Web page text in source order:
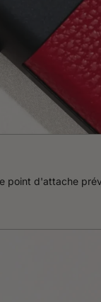
point d'attache